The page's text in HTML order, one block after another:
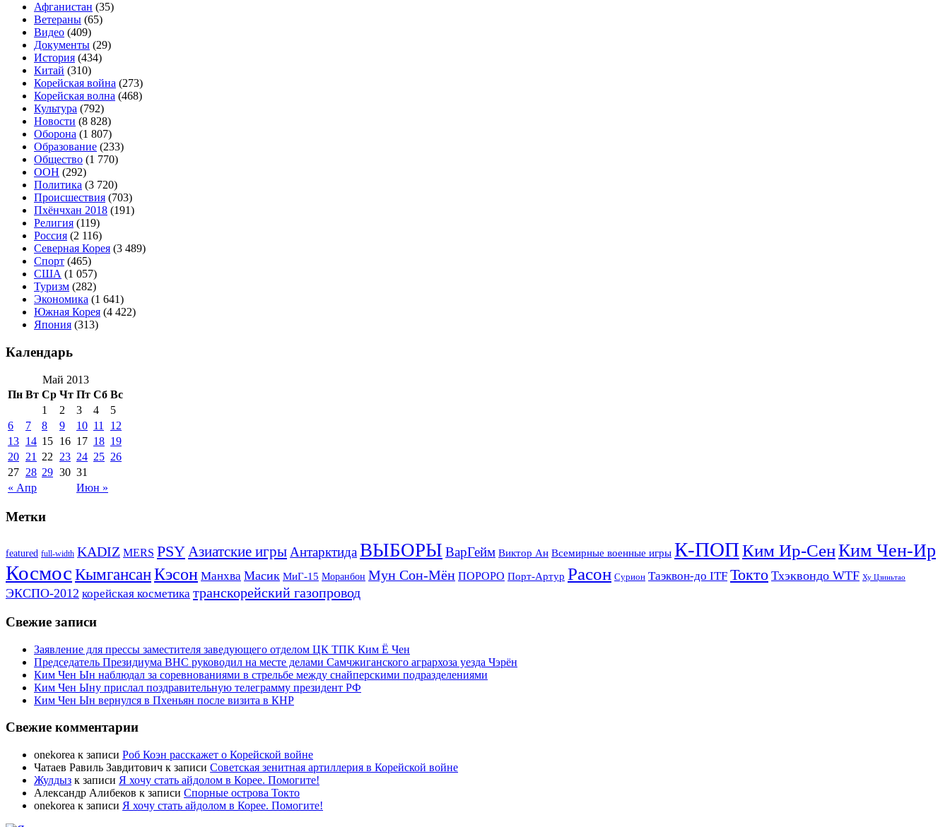
Афганистан (35)
Ветераны (65)
Видео (409)
Документы (29)
История (434)
Китай (310)
Корейская война (273)
Корейская волна (468)
Культура (792)
Новости (8 828)
Оборона (1 807)
Образование (233)
Общество (1 770)
ООН (292)
Политика (3 720)
Происшествия (703)
Пхёнчхан 2018 (191)
Религия (119)
Россия (2 116)
Северная Корея (3 489)
Спорт (465)
США (1 057)
Туризм (282)
Экономика (1 641)
Южная Корея (4 422)
Япония (313)
Календарь
Май 2013
Пн Вт Ср Чт Пт Сб Вс
« Апр Июн »
1 2 3 4
5
6
7 8 9 10 11
12
13 14 15 16 17 18 19
20 21 22 23 24 25 26
27 28 29 30 31
Метки
featured full-width KADIZ MERS PSYАзиатские игры АнтарктидаВЫБОРЫ ВарГейм Виктор Ан Всемирные военные игры К-ПОПКим Ир-СенКим Чен-Ир
Космос КымгансанКэсон Манхва Масик МиГ-15 Моранбон Мун Сон-Мён ПОРОРО Порт-Артур Расон Сурион Таэквон-до ITF Токто Тхэквондо WTF Ху Цзиньтао
ЭКСПО-2012 корейская косметика транскорейский газопровод
Свежие записи
Заявление для прессы заместителя заведующего отделом ЦК ТПК Ким Ё Чен
Председатель Президиума ВНС руководил на месте делами Самчжиганского агрархоза уезда Чэрён
Ким Чен Ын наблюдал за соревнованиями в стрельбе между снайперскими подразделениями
Ким Чен Ыну прислал поздравительную телеграмму президент РФ
Ким Чен Ын вернулся в Пхеньян после визита в КНР
Свежие комментарии
onekorea к записи Роб Коэн расскажет о Корейской войне
Чатаев Равиль Завдитович к записи Советская зенитная артиллерия в Корейской войне
Жулдыз к записи Я хочу стать айдолом в Корее. Помогите!
Александр Алибеков к записи Спорные острова Токто
onekorea к записи Я хочу стать айдолом в Корее. Помогите!